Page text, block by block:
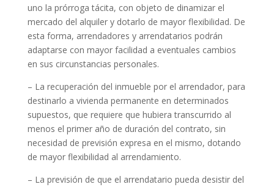
uno la prórroga tácita, con objeto de dinamizar el
mercado del alquiler y dotarlo de mayor flexibilidad. De
esta forma, arrendadores y arrendatarios podrán
adaptarse con mayor facilidad a eventuales cambios
en sus circunstancias personales.
– La recuperación del inmueble por el arrendador, para
destinarlo a vivienda permanente en determinados
supuestos, que requiere que hubiera transcurrido al
menos el primer año de duración del contrato, sin
necesidad de previsión expresa en el mismo, dotando
de mayor flexibilidad al arrendamiento.
– La previsión de que el arrendatario pueda desistir del